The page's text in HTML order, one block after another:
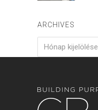
ARCHIVES
Hónap kijelölése